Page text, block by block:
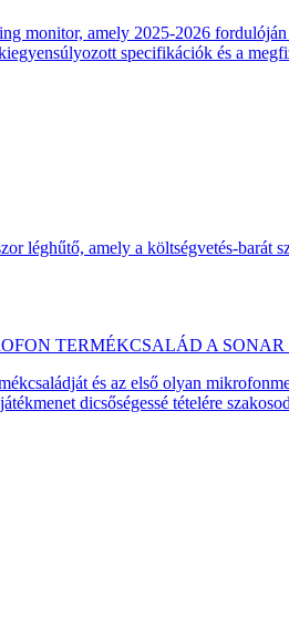
amely 2025-2026
specifikációk és a
amely a költségvetés-barát
TERMÉKCSALÁD A SONAR
és az első olyan
dicsőségessé tételére